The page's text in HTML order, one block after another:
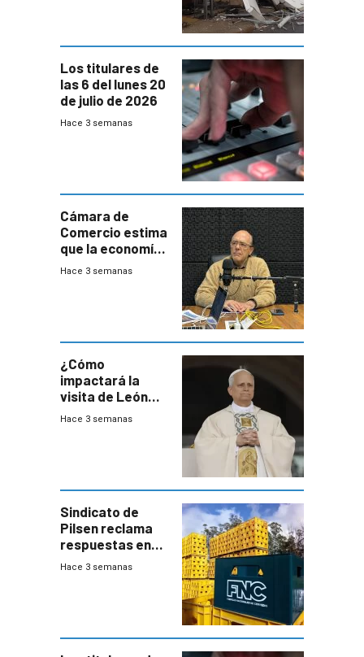
Los titulares de
las 6 del lunes 20
de julio de 2026
Hace 3 semanas
Cámara de
Comercio estima
que la economía
crecerá 1,6%
Hace 3 semanas
¿Cómo
impactará la
visita de León
XIV a Uruguay?
Hace 3 semanas
Sindicato de
Pilsen reclama
respuestas en
medio de
Hace 3 semanas